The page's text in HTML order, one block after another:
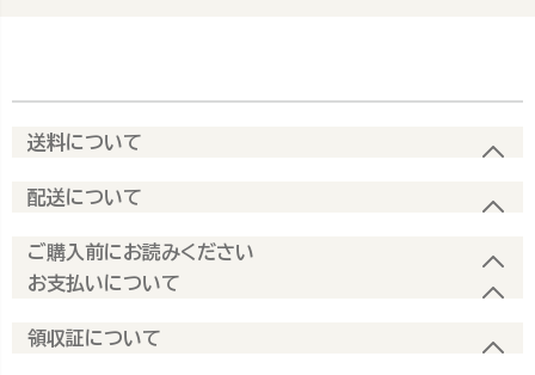
送料について
配送について
ご購入前にお読みください
お支払いについて
領収証について